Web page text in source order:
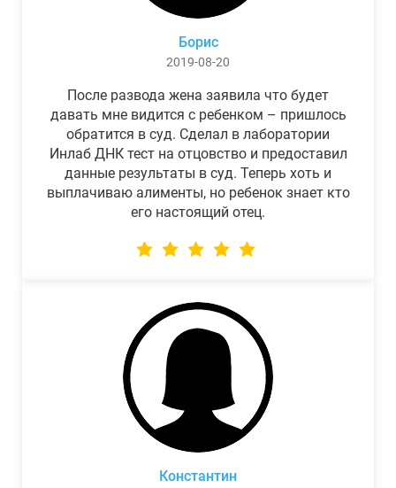
Борис
2019-08-20
После развода жена заявила что будет
давать мне видится с ребенком – пришлось
обратится в суд. Сделал в лаборатории
Инлаб ДНК тест на отцовство и предоставил
данные результаты в суд. Теперь хоть и
выплачиваю алименты, но ребенок знает кто
его настоящий отец.
Константин